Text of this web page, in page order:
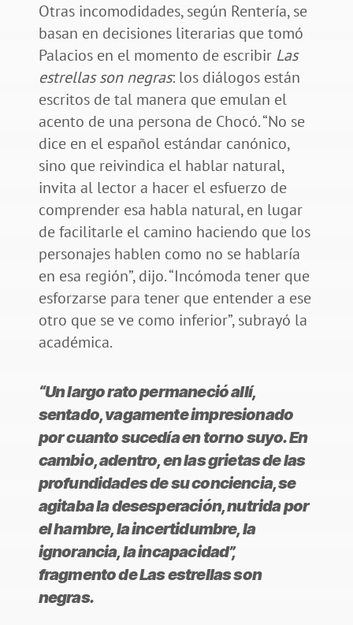
Otras incomodidades, según Rentería, se
basan en decisiones literarias que tomó
Palacios en el momento de escribir Las
estrellas son negras: los diálogos están
escritos de tal manera que emulan el
acento de una persona de Chocó. “No se
dice en el español estándar canónico,
sino que reivindica el hablar natural,
invita al lector a hacer el esfuerzo de
comprender esa habla natural, en lugar
de facilitarle el camino haciendo que los
personajes hablen como no se hablaría
en esa región”, dijo. “Incómoda tener que
esforzarse para tener que entender a ese
otro que se ve como inferior”, subrayó la
académica.
“Un largo rato permaneció allí,
sentado, vagamente impresionado
por cuanto sucedía en torno suyo. En
cambio, adentro, en las grietas de las
profundidades de su conciencia, se
agitaba la desesperación, nutrida por
el hambre, la incertidumbre, la
ignorancia, la incapacidad”,
fragmento de Las estrellas son
negras.